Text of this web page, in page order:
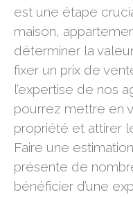
est une étape
maison,
déterminer la
fixer un prix de
l’expertise de nos
pourrez mettre en
propriété et attirer
Faire une
présente de
bénéficier d’une